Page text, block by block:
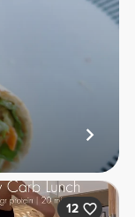
12